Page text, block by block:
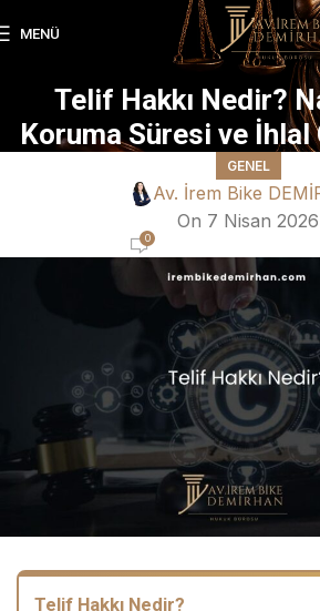
MENÜ
Telif Hakkı Nedir?
Koruma Süresi ve İhlal
GENEL
Av. İrem Bike
On 7 Nisan 2026
0
Telif Hakkı Nedir?